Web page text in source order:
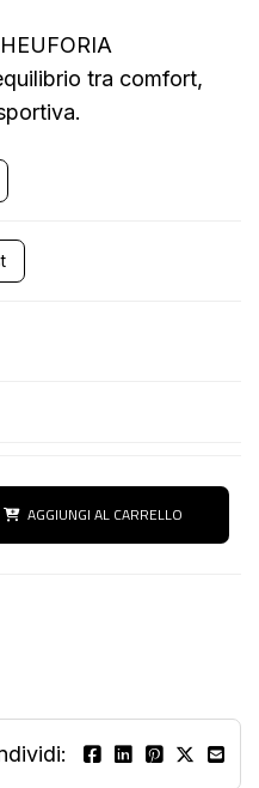
tra comfort,
AGGIUNGI AL CARRELLO